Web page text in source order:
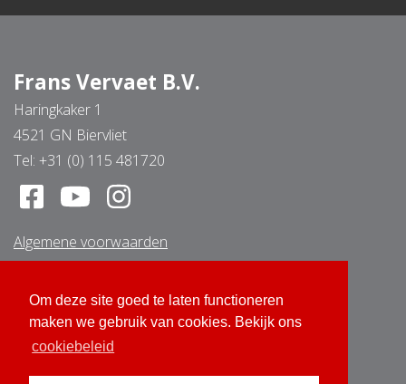
Om deze site goed te laten functioneren
maken we gebruik van cookies. Bekijk ons
cookiebeleid
Om deze site goed te laten functioneren
maken we gebruik van cookies. Bekijk ons
cookiebeleid
Frans Vervaet B.V.
Haringkaker 1
4521 GN Biervliet
Tel: +31 (0) 115 481720
Algemene voorwaarden
Disclaimer
Cookie beleid
Privacybeleid
Retourvoorwaarden